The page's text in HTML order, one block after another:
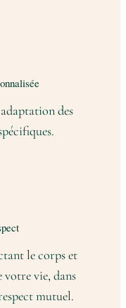
des
le corps et
votre vie, dans
mutuel.